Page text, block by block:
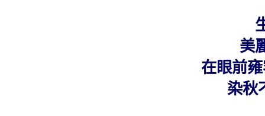
美
在眼前
染秋